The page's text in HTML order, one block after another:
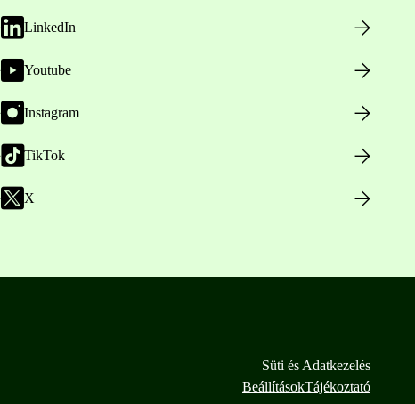
LinkedIn
Youtube
Instagram
TikTok
X
Süti és Adatkezelés
BeállításokTájékoztató